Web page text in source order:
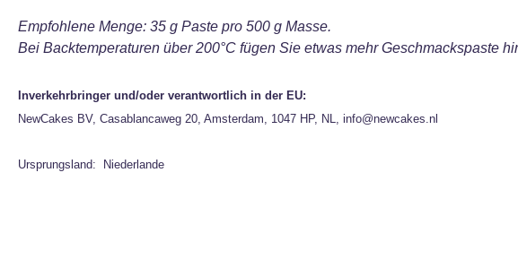
Empfohlene Menge: 35 g Paste pro 500 g Masse.
Bei Backtemperaturen über 200°C fügen Sie etwas mehr Geschmackspaste
Inverkehrbringer und/oder verantwortlich in der EU:
NewCakes BV, Casablancaweg 20, Amsterdam, 1047 HP, NL, info@newcakes.nl
Ursprungsland: Niederlande